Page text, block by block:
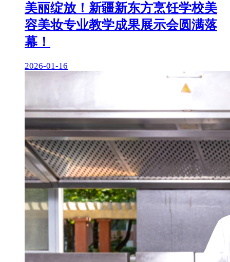
美丽绽放！新疆新东方烹饪学校美
容美妆专业教学成果展示会圆满落
幕！
2026-01-16